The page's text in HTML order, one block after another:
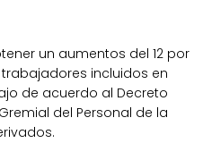
un aumentos del 12 por
incluidos en
de acuerdo al Decreto
del Personal de la